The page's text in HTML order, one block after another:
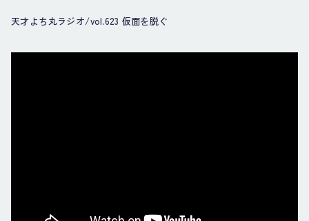
天才よち丸ラジオ/vol.623 仮面を脱ぐ